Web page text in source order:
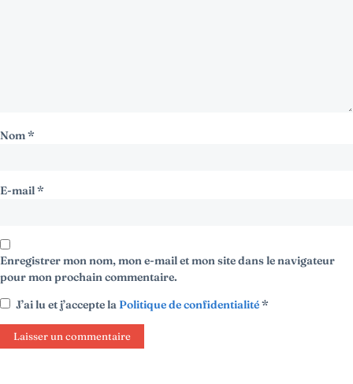
Nom*
E-mail*
Enregistrer mon nom, mon e-mail et mon site dans le navigateur
pour mon prochain commentaire.
J’ai lu et j’accepte laPolitique de confidentialité*